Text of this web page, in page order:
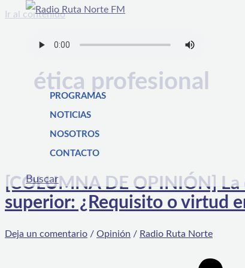
Ir al contenido
PROGRAMAS
NOTICIAS
NOSOTROS
CONTACTO
Buscar
ética profesional
[COLUMNA DE OPINIÓN]
superior: ¿Requisito o virtud
Deja un comentario / Opinión / Radio Ruta Norte